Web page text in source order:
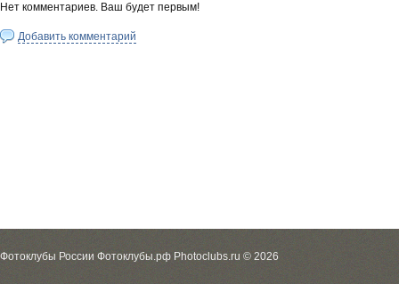
Нет комментариев. Ваш будет первым!
Добавить комментарий
Фотоклубы России Фотоклубы.рф Photoclubs.ru © 2026